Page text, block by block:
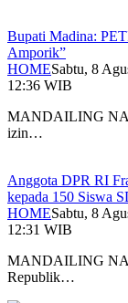
Bupati Madina:
Amporik”
HOMESabtu, 8
12:36 WIB
MANDAILING
izin…
Anggota DPR RI
kepada 150 Siswa
HOMESabtu, 8
12:31 WIB
MANDAILING
Republik…